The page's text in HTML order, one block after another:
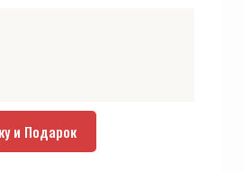
и Подарок